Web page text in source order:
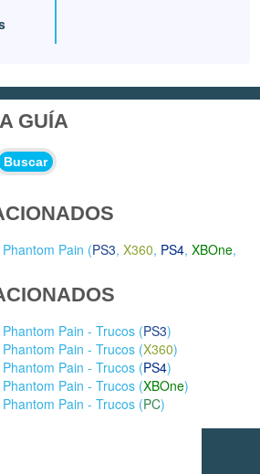
GUÍA
Buscar
Pain (PS3,X360, PS4,XBOne,
Pain - Trucos (PS3)
Pain - Trucos (X360)
Pain - Trucos (PS4)
Pain - Trucos (XBOne)
Pain - Trucos (PC)